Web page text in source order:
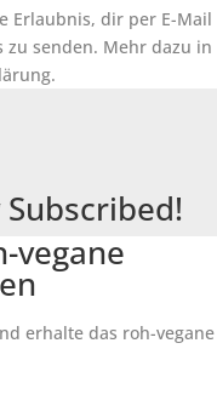
Erlaubnis, dir per E-Mail
zu senden. Mehr dazu in
vegane
erhalte das roh-vegane